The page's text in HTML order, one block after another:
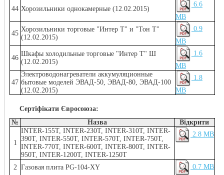
44 Хорозильники однокамерные (12.02.2015)
6.6
MB
45
Хорозильники торговые "Интер Т" и "Тон Т"
(12.02.2015)
0.9
MB
46
Шкафы холодильные торговые "Интер Т" Ш
(12.02.2015)
1.6
MB
47
Электpoводoнагреватели аккумуляционные
бытовые моделей ЭВАД-50, ЭВАД-80, ЭВАД-100
(12.02.2015)
1.8
MB
Сертіфікати Євросоюза:
№
Назва Відкрити
1
INTER-155T, INTER-230T, INTER-310T, INTER-
390T, INTER-550T, INTER-570T, INTER-750T,
INTER-770T, INTER-600T, INTER-800T, INTER-
950T, INTER-1200T, INTER-1250T
2.8 MB
2 Газовая плита PG-104-XY 0.7 MB